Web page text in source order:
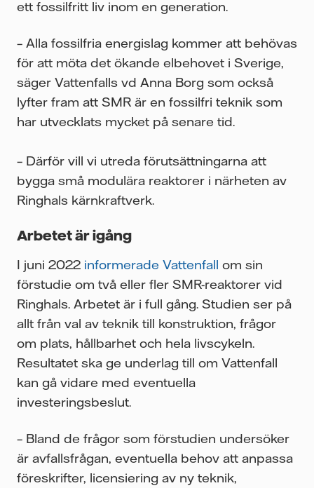
ett fossilfritt liv inom en generation.
– Alla fossilfria energislag kommer att behövas
för att möta det ökande elbehovet i Sverige,
säger Vattenfalls vd Anna Borg som också
lyfter fram att SMR är en fossilfri teknik som
har utvecklats mycket på senare tid.
– Därför vill vi utreda förutsättningarna att
bygga små modulära reaktorer i närheten av
Ringhals kärnkraftverk.
Arbetet är igång
I juni 2022 informerade Vattenfall om sin
förstudie om två eller fler SMR-reaktorer vid
Ringhals. Arbetet är i full gång. Studien ser på
allt från val av teknik till konstruktion, frågor
om plats, hållbarhet och hela livscykeln.
Resultatet ska ge underlag till om Vattenfall
kan gå vidare med eventuella
investeringsbeslut.
– Bland de frågor som förstudien undersöker
är avfallsfrågan, eventuella behov att anpassa
föreskrifter, licensiering av ny teknik,